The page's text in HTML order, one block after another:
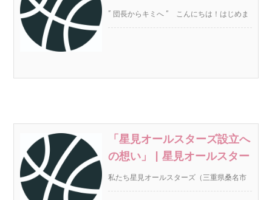
” 団長からキミへ “ こんにちは！はじめま
して、あなたの応援団長こと「団長」で
「星見オールスターズ設立へ
の想い」 | 星見オールスター
ズ
私たち星見オールスターズ（三重県桑名市
星見ヶ丘で活動するミニバスケットボール